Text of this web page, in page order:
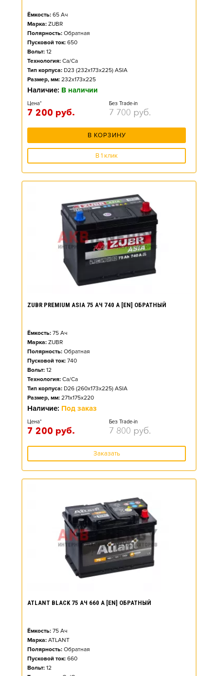
Ёмкость: 65 Ач
Марка: ZUBR
Полярность: Обратная
Пусковой ток: 650
Вольт: 12
Технология: Ca/Ca
Тип корпуса: D23 (232x173x225) ASIA
Размер, мм: 232x173x225
Наличие: В наличии
Цена*
7 200 руб.
Без Trade-in
7 700 руб.
В КОРЗИНУ
В 1 клик
ZUBR PREMIUM ASIA 75 АЧ 740 А [EN] ОБРАТНЫЙ
Ёмкость: 75 Ач
Марка: ZUBR
Полярность: Обратная
Пусковой ток: 740
Вольт: 12
Технология: Ca/Ca
Тип корпуса: D26 (260x173x225) ASIA
Размер, мм: 271x175x220
Наличие: Под заказ
Цена*
7 200 руб.
Без Trade-in
7 800 руб.
Заказать
ATLANT BLACK 75 АЧ 660 А [EN] ОБРАТНЫЙ
Ёмкость: 75 Ач
Марка: ATLANT
Полярность: Обратная
Пусковой ток: 660
Вольт: 12